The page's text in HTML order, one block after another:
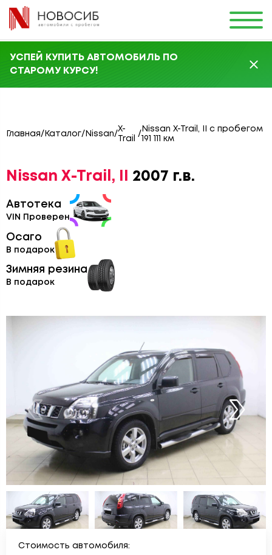
УСПЕЙ КУПИТЬ АВТОМОБИЛЬ ПО
СТАРОМУ КУРСУ!
Главная/ Каталог/ Nissan/
X-
Trail
/
Nissan X-Trail, II с пробегом
191 111 км
Nissan X-Trail, II 2007 г.в.
Автотека
VIN Проверен
Осаго
В подарок
Зимняя резина
В подарок
Стоимость автомобиля: